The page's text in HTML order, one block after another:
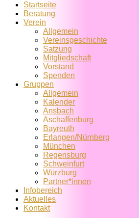
Startseite
Beratung
Verein
Allgemein
Vereins­geschichte
Satzung
Mitglied­schaft
Vorstand
Spenden
Gruppen
Allgemein
Kalender
Ansbach
Aschaffenburg
Bayreuth
Erlangen/Nürnberg
München
Regensburg
Schweinfurt
Würzburg
Partner*innen
Infobereich
Aktuelles
Kontakt